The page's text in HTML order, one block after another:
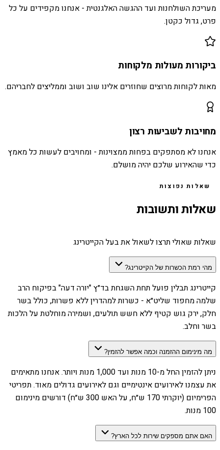
מעריכת השולחנות ועד ההגשה האלגנטית - אנחנו מקפידים על כל
פרט, גדול כקטן.
ביקורות מעולות מלקוחות
מאות לקוחות מרוצים שחוזרים אלינו שוב ושוב וממליצים לחבריהם.
מחויבות לשביעות רצון
אנחנו לא מסתפקים בפחות ממצוינות - ומחויבים לעשות כל מאמץ
כדי שהאירוע שלכם יהיה מושלם.
שאלות נפוצות
שאלות ותשובות
שאלות שאולי תרצו לשאול את בעל הקייטרינג
מהי רמת הכשרות של הקייטרינג?
קייטרינג תבלין פועל תחת השגחת בד״ץ "יורה דעה" בפיקוח הרב
שלמה מחפוד שליט״א - כשרות למהדרין ללא פשרות, כולל בשר
חלק, ירק גוש קטיף ללא חשש תולעים, ושמירה מוחלטת על הלכות
בשר וחלב.
מה מינימום ההזמנה וכמה אפשר להזמין?
ניתן להזמין החל מ-10 מנות ועד 1,000 מנות ויותר. אנחנו מתאימים
את עצמנו לאירועים אינטימיים וגם לאירועים גדולים מאוד. תפריטי
הפרימיום (יוקרתי 170 ש״ח, על האש 300 ש״ח) דורשים מינימום
100 מנות.
האם אתם מספקים שירות לכל הארץ?